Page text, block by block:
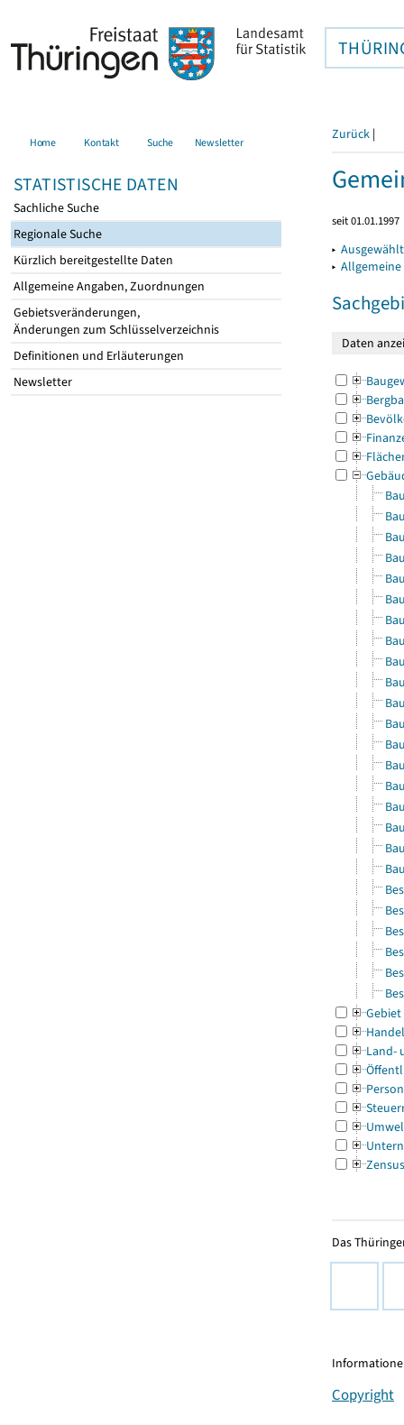
Home Kontakt Suche Newsletter
STATISTISCHE DATEN
Sachliche Suche
Regionale Suche
Kürzlich bereitgestellte Daten
Allgemeine Angaben, Zuordnungen
Gebietsveränderungen,
Änderungen zum Schlüsselverzeichnis
Definitionen und Erläuterungen
Newsletter
Zurück |
seit 01.01.1997
▸
▸
Gebiet
Land-
Zensus
Das
Copyright